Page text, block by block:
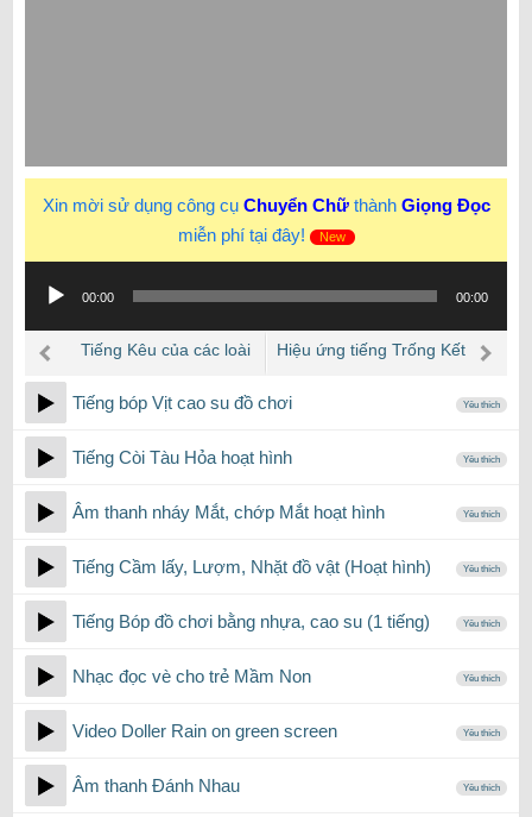
Xin mời sử dụng công cụ Chuyển Chữthành Giọng Đọc
miễn phí tại đây!
New
phát
âm
thanh
00:00 00:00
Tiếng Kêu của các loài
rừng rậm
Hiệu ứng tiếng Trống Kết
Tiếng bóp Vịt cao su đồ chơi Yêu thích
Tiếng Còi Tàu Hỏa hoạt hình Yêu thích
Âm thanh nháy Mắt, chớp Mắt hoạt hình Yêu thích
Tiếng Cầm lấy, Lượm, Nhặt đồ vật (Hoạt hình) Yêu thích
Tiếng Bóp đồ chơi bằng nhựa, cao su (1 tiếng) Yêu thích
Nhạc đọc vè cho trẻ Mầm Non Yêu thích
Video Doller Rain on green screen Yêu thích
Âm thanh Đánh Nhau Yêu thích